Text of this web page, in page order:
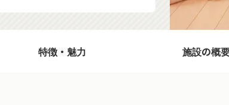
特徴・魅力 施設の概